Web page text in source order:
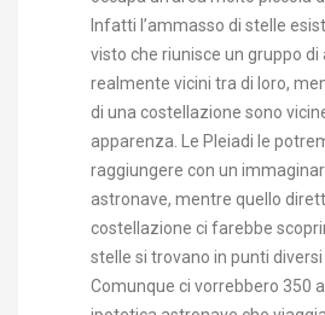
Infatti l’ammasso di stelle
visto che riunisce un gruppo di
realmente vicini tra di loro,
di una costellazione sono
apparenza. Le Pleiadi le
raggiungere con un
astronave, mentre quello
costellazione ci farebbe
stelle si trovano in punti diversi
Comunque ci vorrebbero 350